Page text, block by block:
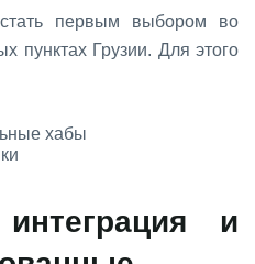
первым выбором во
пунктах Грузии. Для этого
хабы
и